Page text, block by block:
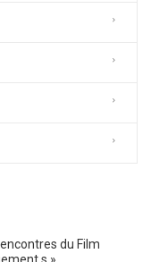
du Film